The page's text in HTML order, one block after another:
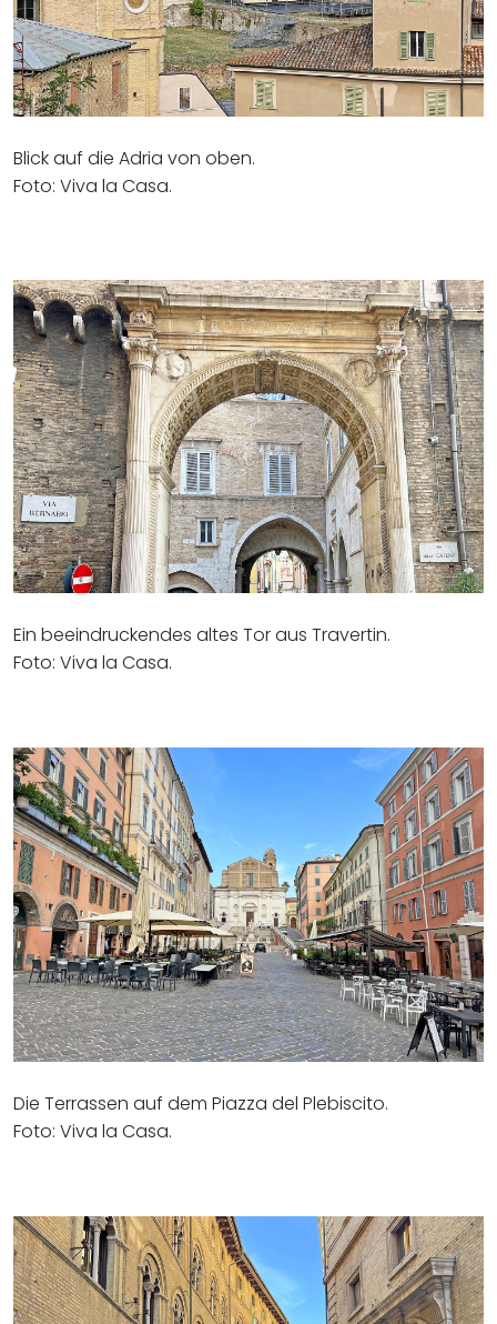
Blick auf die Adria von oben.
Foto: Viva la Casa.
Ein beeindruckendes altes Tor aus Travertin.
Foto: Viva la Casa.
Die Terrassen auf dem Piazza del Plebiscito.
Foto: Viva la Casa.